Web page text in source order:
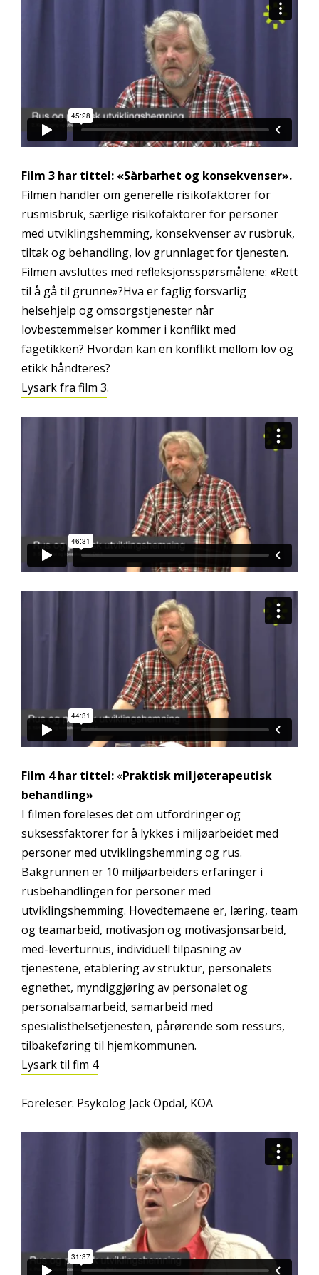
Film 3 har tittel: «Sårbarhet og konsekvenser».
Filmen handler om generelle risikofaktorer for
rusmisbruk, særlige risikofaktorer for personer
med utviklingshemming, konsekvenser av rusbruk,
tiltak og behandling, lov grunnlaget for tjenesten.
Filmen avsluttes med refleksjonsspørsmålene: «Rett
til å gå til grunne»?Hva er faglig forsvarlig
helsehjelp og omsorgstjenester når
lovbestemmelser kommer i konflikt med
fagetikken? Hvordan kan en konflikt mellom lov og
etikk håndteres?
Lysark fra film 3.
Film 4 har tittel: «Praktisk miljøterapeutisk
behandling»
I filmen foreleses det om utfordringer og
suksessfaktorer for å lykkes i miljøarbeidet med
personer med utviklingshemming og rus.
Bakgrunnen er 10 miljøarbeiders erfaringer i
rusbehandlingen for personer med
utviklingshemming. Hovedtemaene er, læring, team
og teamarbeid, motivasjon og motivasjonsarbeid,
med-leverturnus, individuell tilpasning av
tjenestene, etablering av struktur, personalets
egnethet, myndiggjøring av personalet og
personalsamarbeid, samarbeid med
spesialisthelsetjenesten, pårørende som ressurs,
tilbakeføring til hjemkommunen.
Lysark til fim 4
Foreleser: Psykolog Jack Opdal, KOA